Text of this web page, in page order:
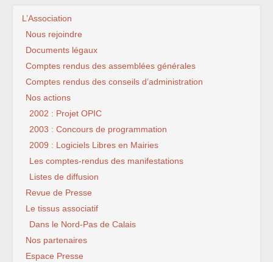
L’Association
Nous rejoindre
Documents légaux
Comptes rendus des assemblées générales
Comptes rendus des conseils d’administration
Nos actions
2002 : Projet OPIC
2003 : Concours de programmation
2009 : Logiciels Libres en Mairies
Les comptes-rendus des manifestations
Listes de diffusion
Revue de Presse
Le tissus associatif
Dans le Nord-Pas de Calais
Nos partenaires
Espace Presse